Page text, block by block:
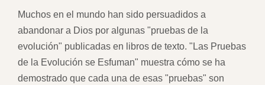
Muchos en el mundo han sido persuadidos a
abandonar a Dios por algunas "pruebas de la
evolución" publicadas en libros de texto. "Las Pruebas
de la Evolución se Esfuman" muestra cómo se ha
demostrado que cada una de esas "pruebas" son